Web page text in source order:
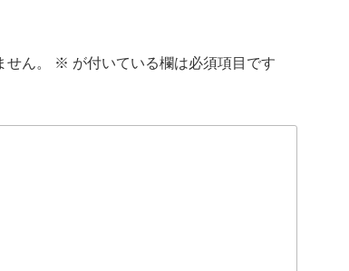
ん。 ※ が付いている欄は必須項目です